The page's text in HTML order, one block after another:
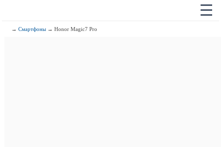
☰
→Смартфоны → Honor Magic7 Pro